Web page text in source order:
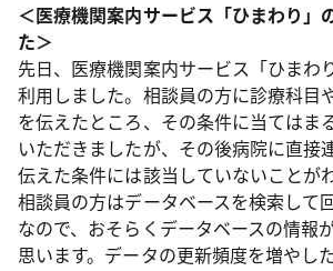
＜医療機関案内サービス「ひまわり」
た＞
先日、医療機関案内サービス「ひまわ
利用しました。相談員の方に診療科目
を伝えたところ、その条件に当てはま
いただきましたが、その後病院に直接
伝えた条件には該当していないことが
相談員の方はデータベースを検索して
なので、おそらくデータベースの情報
思います。データの更新頻度を増やし